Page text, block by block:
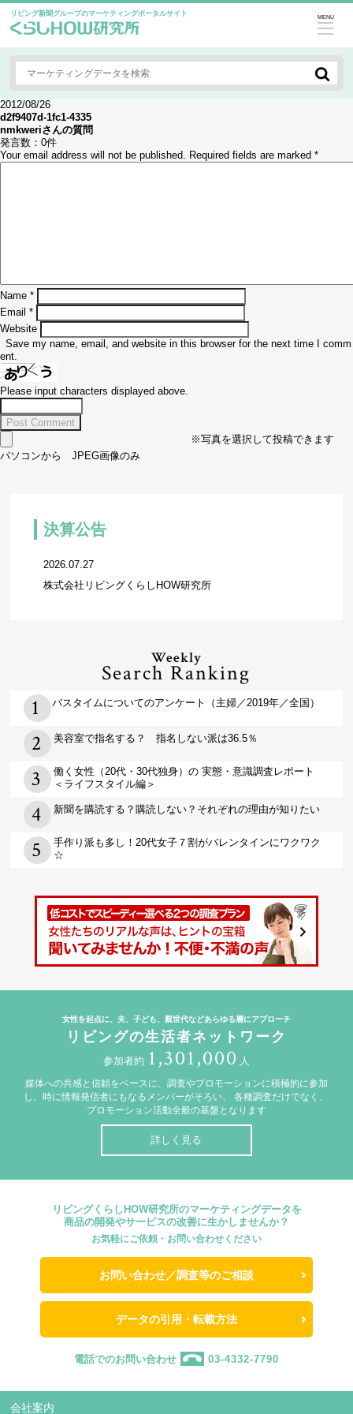
リビング新聞グループのマーケティングポータルサイト MENU
2012/08/26
d2f9407d-1fc1-4335
nmkweriさんの質問
発言数： 0件
Your email address will not be published. Required fields are marked *
Name *
Email *
Website
Save my name, email, and website in this browser for the next time I comm
ent.
Please input characters displayed above.
※写真を選択して投稿できます
パソコンから JPEG画像のみ
決算公告
2026.07.27
株式会社リビングくらしHOW研究所
Weekly
Search Ranking
バスタイムについてのアンケート（主婦／2019年／全国）
美容室で指名する？ 指名しない派は36.5％
働く女性（20代・30代独身）の 実態・意識調査レポート
＜ライフスタイル編＞
新聞を購読する？購読しない？それぞれの理由が知りたい
手作り派も多し！20代女子７割がバレンタインにワクワク
☆
女性を起点に、夫、子ども、親世代などあらゆる層にアプローチ
リビングの生活者ネットワーク
参加者約 1,301,000 人
媒体への共感と信頼をベースに、調査やプロモーションに積極的に参加
し、時に情報発信者にもなるメンバーがそろい、
各種調査だけでなく、
プロモーション活動全般の基盤となります
詳しく見る
リビングくらしHOW研究所のマーケティングデータを
商品の開発やサービスの改善に生かしませんか？
お気軽にご依頼・お問い合わせください
お問い合わせ／調査等のご相談
データの引用・転載方法
電話でのお問い合わせ 03-4332-7790
会社案内